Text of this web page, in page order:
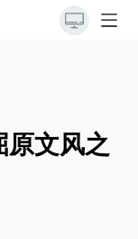
文风之